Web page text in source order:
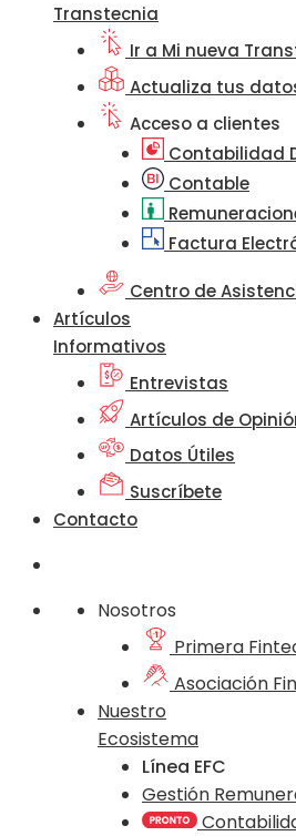
Transtecnia
Ir a Mi nueva
Actualiza tus
Acceso a clientes
Contabilidad
Contable
Factura
Centro de
Artículos
Informativos
Entrevistas
Artículos de
Datos Útiles
Suscríbete
Contacto
Nosotros
Primera
Asociación
Nuestro
Ecosistema
Línea EFC
Gestión